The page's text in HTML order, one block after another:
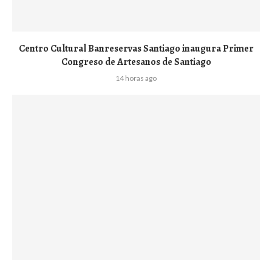
Centro Cultural Banreservas Santiago inaugura Primer
Congreso de Artesanos de Santiago
14 horas ago